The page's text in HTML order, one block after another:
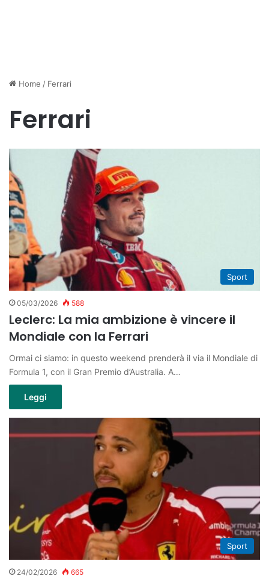
Home / Ferrari
Ferrari
Sport
05/03/2026 588
Leclerc: La mia ambizione è vincere il
Mondiale con la Ferrari
Ormai ci siamo: in questo weekend prenderà il via il Mondiale di
Formula 1, con il Gran Premio d’Australia. A…
Leggi
Sport
24/02/2026 665